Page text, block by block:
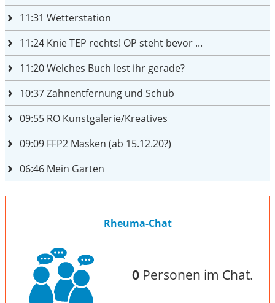
11:31 Wetterstation
11:24 Knie TEP rechts! OP steht bevor ...
11:20Welches Buch lest ihr gerade?
10:37Zahnentfernung und Schub
09:55 RO Kunstgalerie/Kreatives
09:09 FFP2 Masken (ab 15.12.20?)
06:46 Mein Garten
Rheuma-Chat
0Personen im Chat.